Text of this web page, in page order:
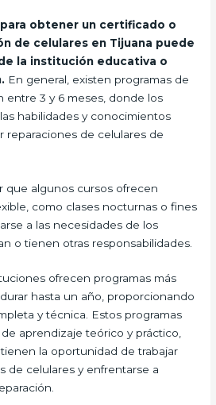
obtener un certificado o
de celulares en Tijuana puede
la institución educativa o
En general, existen programas de
entre 3 y 6 meses, donde los
habilidades y conocimientos
reparaciones de celulares de
que algunos cursos ofrecen
como clases nocturnas o fines
a las necesidades de los
o tienen otras responsabilidades.
ofrecen programas más
hasta un año, proporcionando
y técnica. Estos programas
aprendizaje teórico y práctico,
la oportunidad de trabajar
de celulares y enfrentarse a